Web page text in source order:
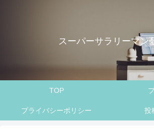
スーパーサラリーマン
TOP
プライバシーポリシー 投